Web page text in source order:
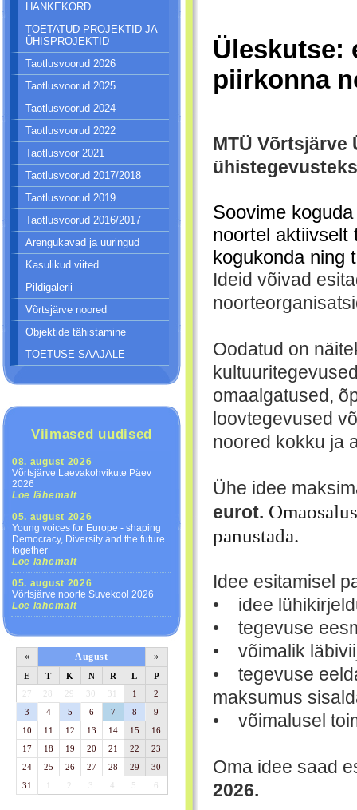
HANKEKORD
TOETATUD PROJEKTID JA
ÜHISPROJEKTID
Taotlusvoorud 2026
Taotlusvoorud 2025
Taotlusvoorud 2024
Taotlusvoorud 2022
Taotlusvoor 2021
Taotlusvoorud 2017/2018
Taotlusvoorud 2019
Taotlusvoorud 2016/2017
Arengukavad ja uuringud
Kasulikud viited
Pildigalerii
Võrtsjärve noored
Objektide tähistamine
TOETUSE SAAJALE
Viimased uudised
08. august 2026
Võrtsjärve Laevakohvikute Päev
2026
Loe lähemalt
05. august 2026
Young voices for Europe - shaping
Democracy, Diversity and the future
together
Loe lähemalt
05. august 2026
Võrtsjärve noorte Suvekool 2026
Loe lähemalt
« August »
E T K N R L
P
27
28 29 30 31 1
2
3
4 5 6 7 8
9
10
11 12 13 14 15
16
17
18 19 20 21 22
23
24
25 26 27 28 29
30
31
1 3 4 5 6
Üleskutse:
piirkonna
MTÜ
Soovime
noortel aktiivselt
kogukonda ning
Ideid võivad
Oodatud on
omaalgatused,
loovtegevused
noored kokku ja
Ühe idee
eurot.
panustada.
Idee esitamisel
• idee
• tegevuse
• võimalik
• tegevuse
maksumus
• võimalusel
Oma idee saad
2026.